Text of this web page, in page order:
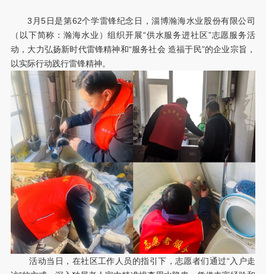
3月5日是第62个学雷锋纪念日，淄博瀚海水业股份有限公司
（以下简称：瀚海水业）组织开展“供水服务进社区”志愿服务活
动，大力弘扬新时代雷锋精神和“服务社会 造福于民”的企业宗旨，
以实际行动践行雷锋精神。
活动当日，在社区工作人员的指引下，志愿者们通过“入户走